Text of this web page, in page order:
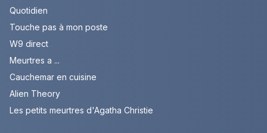
Quotidien
Touche pas à mon poste
W9 direct
Meurtres a ...
Cauchemar en cuisine
Alien Theory
Les petits meurtres d'Agatha Christie